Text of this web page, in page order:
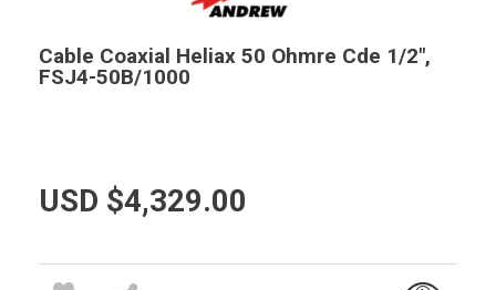
Cable Coaxial Heliax 50 Ohmre Cde 1/2″,
FSJ4-50B/1000
USD $4,329.00